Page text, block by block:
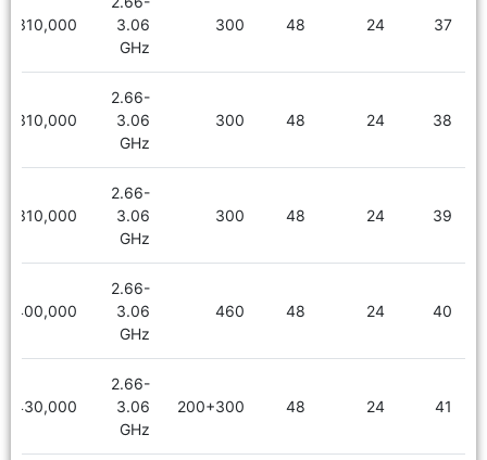
37
24
48
300
3.06
GHz
2,310,000
38
24
48
300
2.66-
3.06
GHz
2,310,000
39
24
48
300
2.66-
3.06
GHz
2,310,000
40
24
48
460
2.66-
3.06
GHz
2,400,000
41
24
48
200+300
2.66-
3.06
GHz
2,430,000